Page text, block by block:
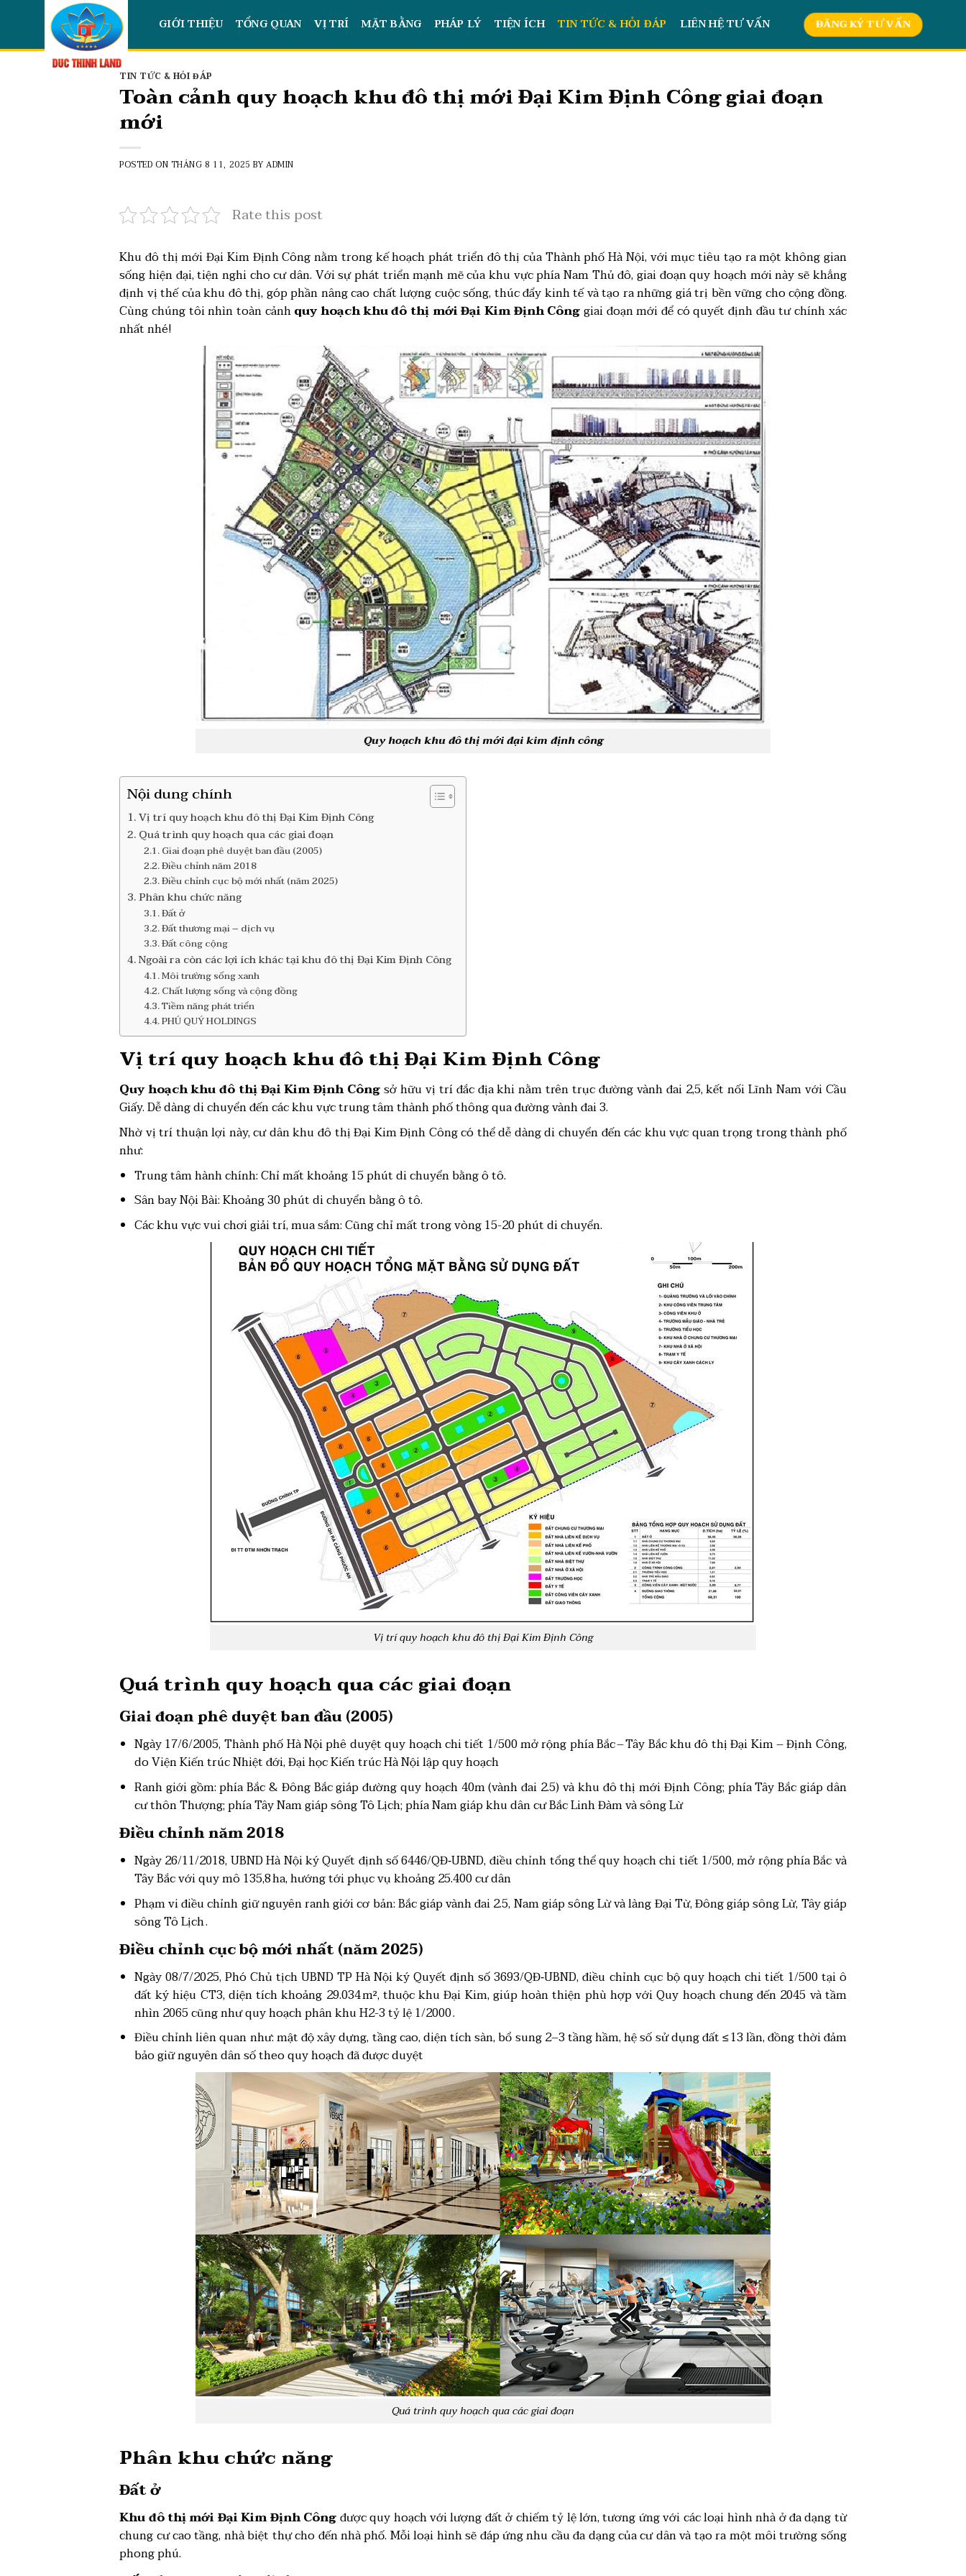
content
GIỚI THIỆU TỔNG QUAN VỊ TRÍ MẶT BẰNG PHÁP LÝ TIỆN ÍCH TIN TỨC & HỎI ĐÁP LIÊN HỆ TƯ VẤN ĐĂNG KÝ TƯ VẤN
TIN TỨC & HỎI ĐÁP
Toàn cảnh quy hoạch khu đô thị mới Đại Kim Định Công giai đoạn
mới
POSTED ON THÁNG 8 11, 2025 BY ADMIN
Rate this post
Khu đô thị mới Đại Kim Định Công nằm trong kế hoạch phát triển đô thị của Thành phố Hà Nội, với mục tiêu tạo ra một không gian
sống hiện đại, tiện nghi cho cư dân. Với sự phát triển mạnh mẽ của khu vực phía Nam Thủ đô, giai đoạn quy hoạch mới này sẽ khẳng
định vị thế của khu đô thị, góp phần nâng cao chất lượng cuộc sống, thúc đẩy kinh tế và tạo ra những giá trị bền vững cho cộng đồng.
Cùng chúng tôi nhìn toàn cảnhquy hoạch khu đô thị mới Đại Kim Định Cônggiai đoạn mới để có quyết định đầu tư chính xác
nhất nhé!
Quy hoạch khu đô thị mới đại kim định công
Nội dung chính
Vị trí quy hoạch khu đô thị Đại Kim Định Công
Quá trình quy hoạch qua các giai đoạn
Giai đoạn phê duyệt ban đầu (2005)
Điều chỉnh năm 2018
Điều chỉnh cục bộ mới nhất (năm 2025)
Phân khu chức năng
Đất ở
Đất thương mại – dịch vụ
Đất công cộng
Ngoài ra còn các lợi ích khác tại khu đô thị Đại Kim Định Công
Môi trường sống xanh
Chất lượng sống và cộng đồng
Tiềm năng phát triển
PHÚ QUÝ HOLDINGS
Vị trí quy hoạch khu đô thị Đại Kim Định Công
Quy hoạch khu đô thị Đại Kim Định Côngsở hữu vị trí đắc địa khi nằm trên trục đường vành đai 2,5, kết nối Lĩnh Nam với Cầu
Giấy. Dễ dàng di chuyển đến các khu vực trung tâm thành phố thông qua đường vành đai 3.
Nhờ vị trí thuận lợi này, cư dân khu đô thị Đại Kim Định Công có thể dễ dàng di chuyển đến các khu vực quan trọng trong thành phố
như:
Trung tâm hành chính: Chỉ mất khoảng 15 phút di chuyển bằng ô tô.
Sân bay Nội Bài: Khoảng 30 phút di chuyển bằng ô tô.
Các khu vực vui chơi giải trí, mua sắm: Cũng chỉ mất trong vòng 15-20 phút di chuyển.
Vị trí quy hoạch khu đô thị Đại Kim Định Công
Quá trình quy hoạch qua các giai đoạn
Giai đoạn phê duyệt ban đầu (2005)
Ngày 17/6/2005, Thành phố Hà Nội phê duyệt quy hoạch chi tiết 1/500 mở rộng phía Bắc – Tây Bắc khu đô thị Đại Kim – Định Công,
do Viện Kiến trúc Nhiệt đới, Đại học Kiến trúc Hà Nội lập quy hoạch
Ranh giới gồm: phía Bắc & Đông Bắc giáp đường quy hoạch 40m (vành đai 2.5) và khu đô thị mới Định Công; phía Tây Bắc giáp dân
cư thôn Thượng; phía Tây Nam giáp sông Tô Lịch; phía Nam giáp khu dân cư Bắc Linh Đàm và sông Lừ
Điều chỉnh năm 2018
Ngày 26/11/2018, UBND Hà Nội ký Quyết định số 6446/QĐ‑UBND, điều chỉnh tổng thể quy hoạch chi tiết 1/500, mở rộng phía Bắc và
Tây Bắc với quy mô 135,8 ha, hướng tới phục vụ khoảng 25.400 cư dân
Phạm vi điều chỉnh giữ nguyên ranh giới cơ bản: Bắc giáp vành đai 2.5, Nam giáp sông Lừ và làng Đại Từ, Đông giáp sông Lừ, Tây giáp
sông Tô Lịch .
Điều chỉnh cục bộ mới nhất (năm 2025)
Ngày 08/7/2025, Phó Chủ tịch UBND TP Hà Nội ký Quyết định số 3693/QĐ‑UBND, điều chỉnh cục bộ quy hoạch chi tiết 1/500 tại ô
đất ký hiệu CT3, diện tích khoảng 29.034 m², thuộc khu Đại Kim, giúp hoàn thiện phù hợp với Quy hoạch chung đến 2045 và tầm
nhìn 2065 cũng như quy hoạch phân khu H2-3 tỷ lệ 1/2000 .
Điều chỉnh liên quan như: mật độ xây dựng, tầng cao, diện tích sàn, bổ sung 2–3 tầng hầm, hệ số sử dụng đất ≤ 13 lần, đồng thời đảm
bảo giữ nguyên dân số theo quy hoạch đã được duyệt
Quá trình quy hoạch qua các giai đoạn
Phân khu chức năng
Đất ở
Khu đô thị mới Đại Kim Định Côngđược quy hoạch với lượng đất ở chiếm tỷ lệ lớn, tương ứng với các loại hình nhà ở đa dạng từ
chung cư cao tầng, nhà biệt thự cho đến nhà phố. Mỗi loại hình sẽ đáp ứng nhu cầu đa dạng của cư dân và tạo ra một môi trường sống
phong phú.